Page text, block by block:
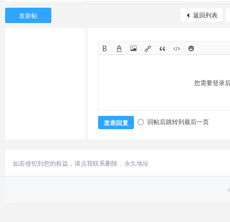
返回列表
发新帖
您需要登录
发表回复 回帖后跳转到最后一页
如若侵犯到您的权益，请点我联系删除 永久地址